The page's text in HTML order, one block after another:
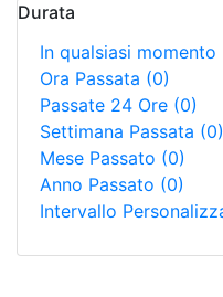
Durata
In qualsiasi momento
Ora Passata (0)
Passate 24 Ore (0)
Settimana Passata (0)
Mese Passato (0)
Anno Passato (0)
Intervallo